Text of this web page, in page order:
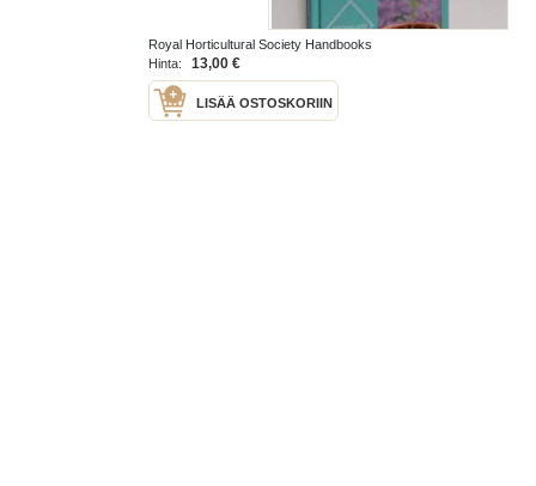
Royal Horticultural Society Handbooks
2013
Hinta: 13,00 €
LISÄÄ OSTOSKORIIN